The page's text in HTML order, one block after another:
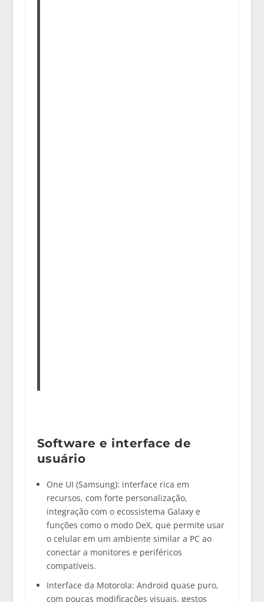
Software e interface de
usuário
One UI (Samsung): interface rica em
recursos, com forte personalização,
integração com o ecossistema Galaxy e
funções como o modo DeX, que permite usar
o celular em um ambiente similar a PC ao
conectar a monitores e periféricos
compatíveis.
Interface da Motorola: Android quase puro,
com poucas modificações visuais, gestos